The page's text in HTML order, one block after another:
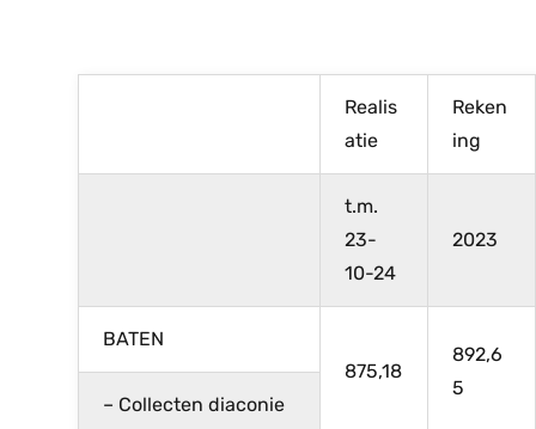
Realis
atie
Reken
ing
t.m.
23-
10-24
2023
BATEN
875,18
892,6
5
– Collecten diaconie